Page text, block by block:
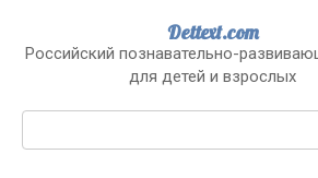
контенту
Dettext.com
Российский познавательно-
для детей и взрослых
Поиск: